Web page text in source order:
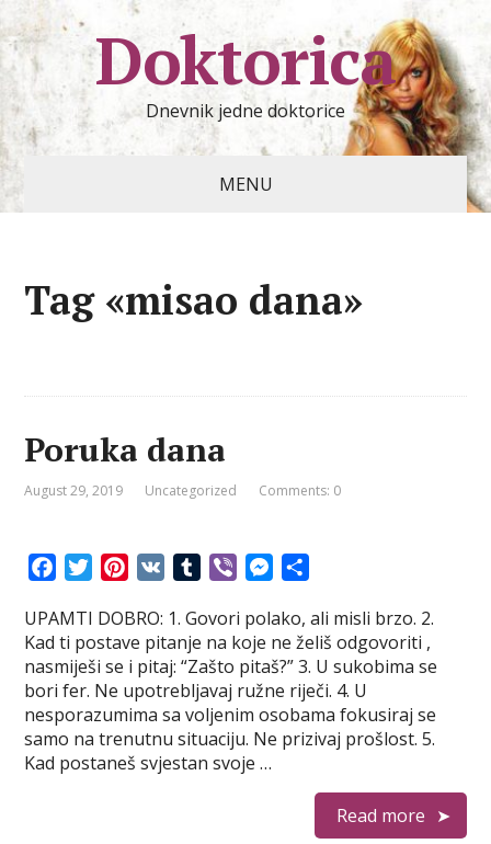
Doktorica
Dnevnik jedne doktorice
MENU
Tag «misao dana»
Poruka dana
August 29, 2019 Uncategorized Comments: 0
c
e
b
o
o
k
T
t
t
e
r
n
t
e
r
e
s
m
b
l
r
b
e
r
M
s
s
e
n
g
a
r
e
UPAMTI DOBRO: 1. Govori polako, ali misli brzo. 2.
Kad ti postave pitanje na koje ne želiš odgovoriti ,
nasmiješi se i pitaj: “Zašto pitaš?” 3. U sukobima se
bori fer. Ne upotrebljavaj ružne riječi. 4. U
nesporazumima sa voljenim osobama fokusiraj se
samo na trenutnu situaciju. Ne prizivaj prošlost. 5.
Kad postaneš svjestan svoje …
Read more